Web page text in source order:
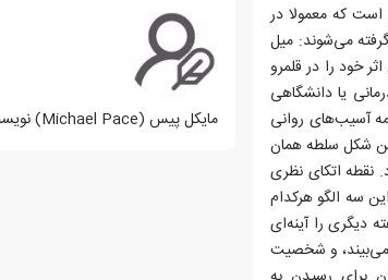
است که معمولا در
می‌شوند: میل
خود را در قلمرو
یا دانشگاهی
آسیب‌های روانی
شکل سلطه همان
نقطه اتکای نظری
سه الگو هرکدام
دیگری را آینه‌ای
می‌بیند، و شخصیت
مایکل پیس (Michael Pace) نویسنده آمریکایی می باشد.